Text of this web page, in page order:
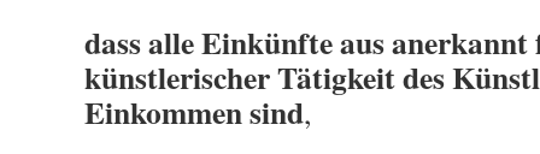
dass alle Einkünfte aus
künstlerischer Tätigkeit des
Einkommen sind,